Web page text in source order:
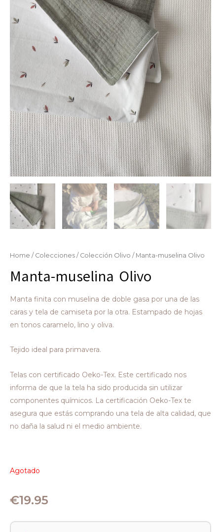
Home / Colecciones / Colección Olivo / Manta-muselina Olivo
Manta-muselina Olivo
Manta finita con muselina de doble gasa por una de las
caras y tela de camiseta por la otra. Estampado de hojas
en tonos caramelo, lino y oliva.
Tejido ideal para primavera.
Telas con certificado Oeko-Tex. Este certificado nos
informa de que la tela ha sido producida sin utilizar
componentes químicos. La certificación Oeko-Tex te
asegura que estás comprando una tela de alta calidad, que
no daña la salud ni el medio ambiente.
Agotado
€19.95